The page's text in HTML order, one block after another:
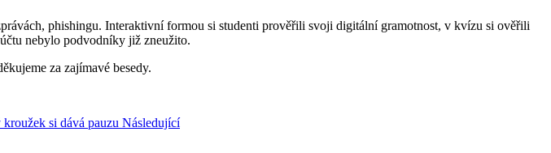
phishingu. Interaktivní formou si studenti prověřili svoji digitální gramotnost, v kvízu si ověřili
nebylo podvodníky již zneužito.
za zajímavé besedy.
si dává pauzu Následující